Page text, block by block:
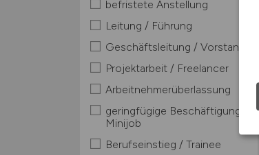
befristete Anstellung
Leitung / Führung
Geschäftsleitung / Vorstand
Projektarbeit / Freelancer
Arbeitnehmerüberlassung
geringfügige Beschäftigung /
Minijob
Berufseinstieg / Trainee